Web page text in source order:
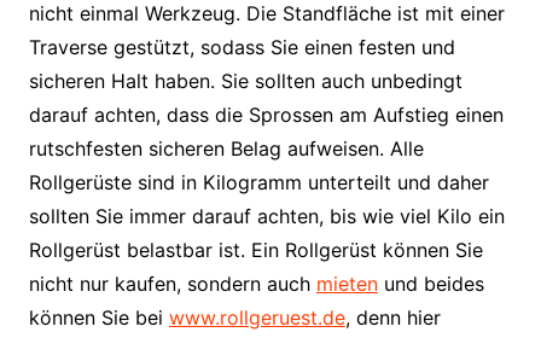
nicht einmal Werkzeug. Die Standfläche ist mit einer
Traverse gestützt, sodass Sie einen festen und
sicheren Halt haben. Sie sollten auch unbedingt
darauf achten, dass die Sprossen am Aufstieg einen
rutschfesten sicheren Belag aufweisen. Alle
Rollgerüste sind in Kilogramm unterteilt und daher
sollten Sie immer darauf achten, bis wie viel Kilo ein
Rollgerüst belastbar ist. Ein Rollgerüst können Sie
nicht nur kaufen, sondern auch mietenund beides
können Sie bei www.rollgeruest.de, denn hier